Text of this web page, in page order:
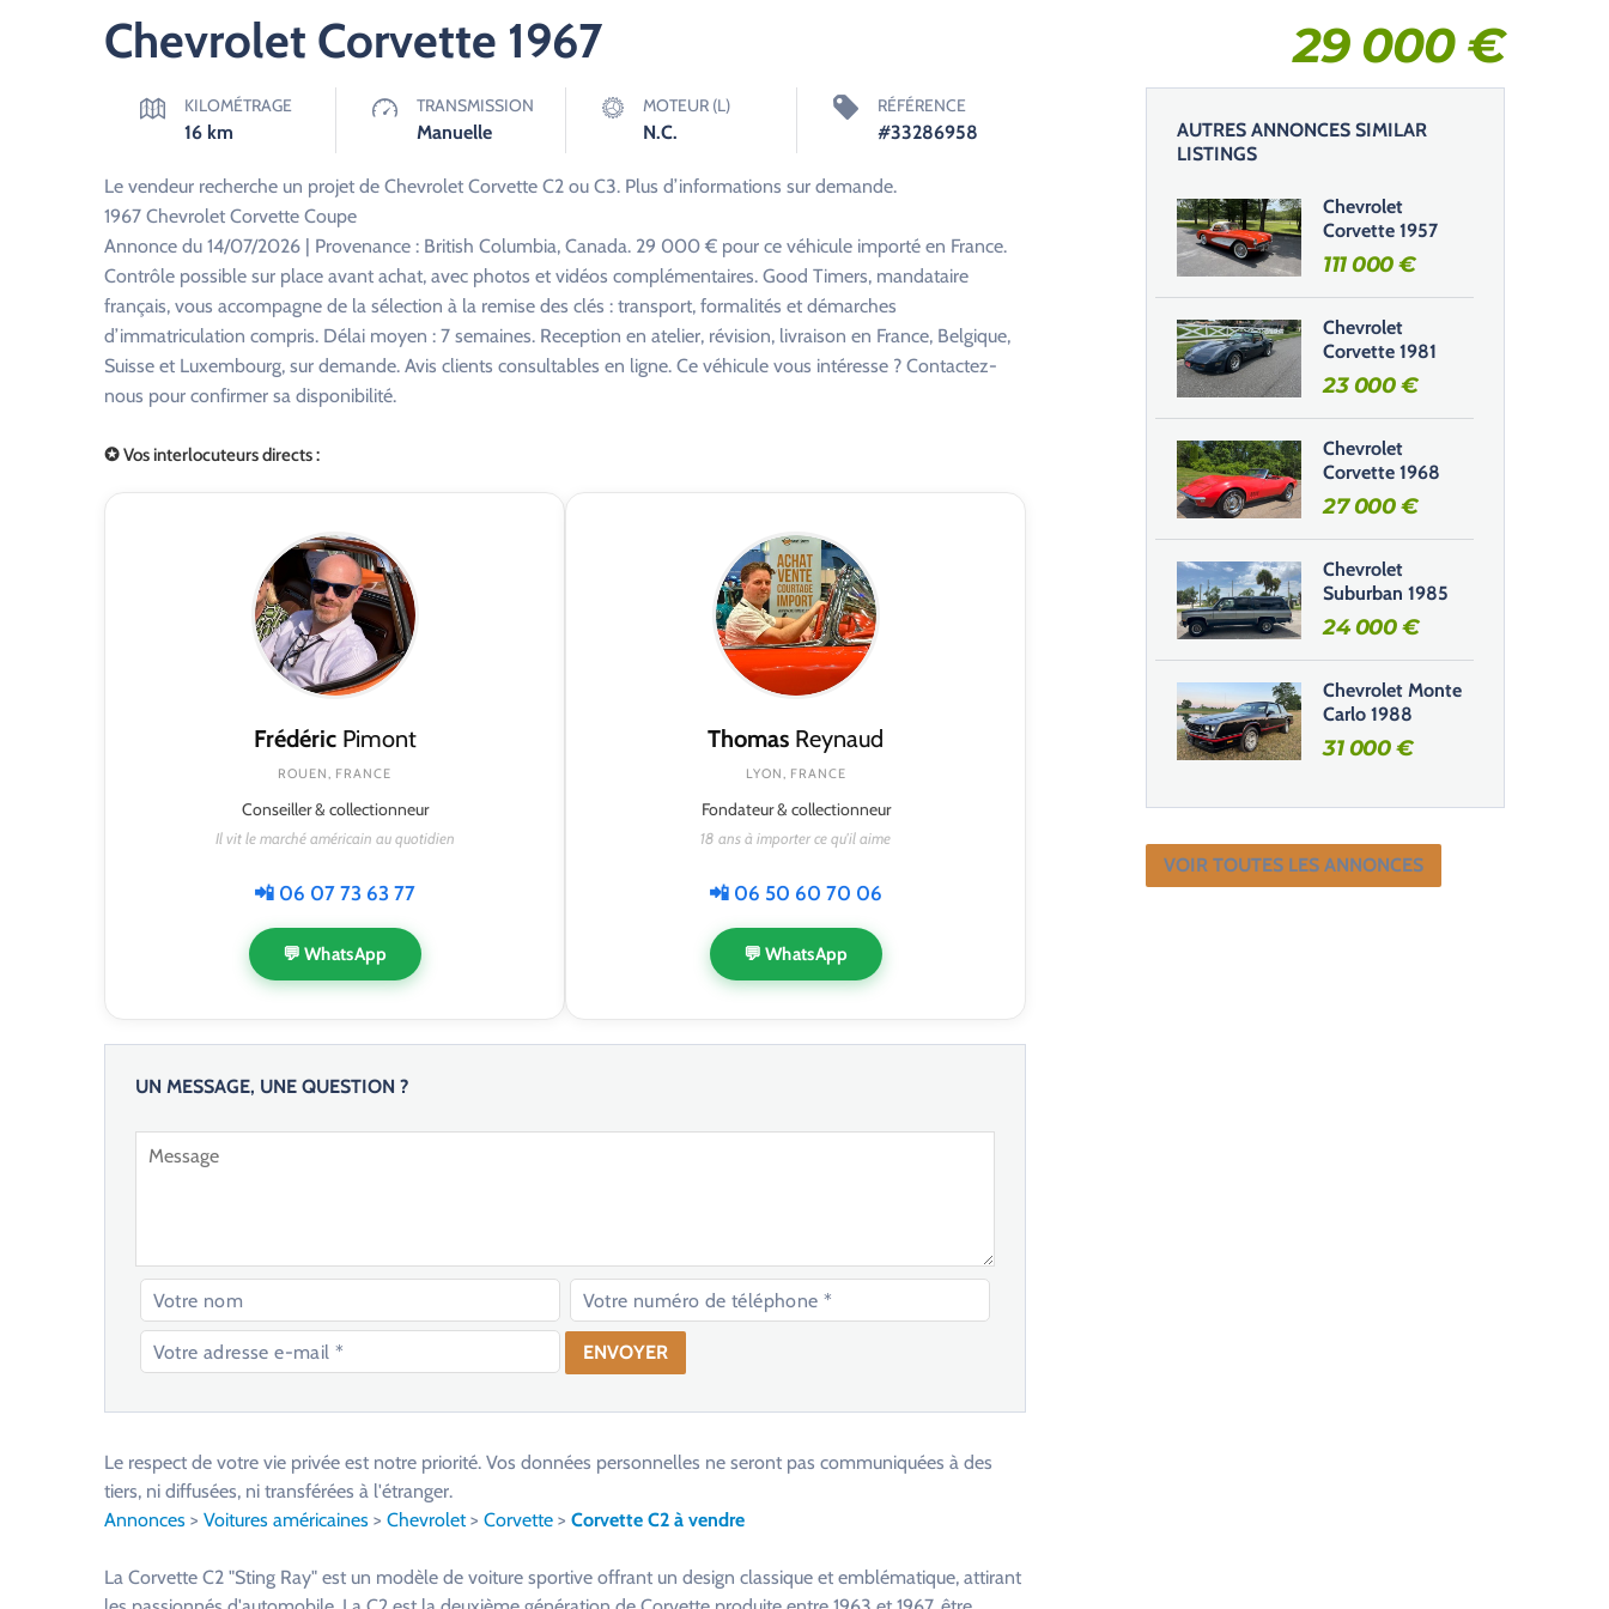
Chevrolet Corvette 1967 29 000€
KILOMÉTRAGE
16 km
TRANSMISSION
Manuelle
MOTEUR (L)
N.C.
RÉFÉRENCE
#33286958
Le vendeur recherche un projet de Chevrolet Corvette C2 ou C3. Plus d’informations sur demande.
1967 Chevrolet Corvette Coupe
Annonce du 14/07/2026 | Provenance : British Columbia, Canada. 29 000 € pour ce véhicule importé en France.
Contrôle possible sur place avant achat, avec photos et vidéos complémentaires. Good Timers, mandataire
français, vous accompagne de la sélection à la remise des clés : transport, formalités et démarches
d’immatriculation compris. Délai moyen : 7 semaines. Reception en atelier, révision, livraison en France, Belgique,
Suisse et Luxembourg, sur demande. Avis clients consultables en ligne. Ce véhicule vous intéresse ? Contactez-
nous pour confirmer sa disponibilité.
✪ Vos interlocuteurs directs :
FrédéricPimont
ROUEN, FRANCE
Conseiller & collectionneur
Il vit le marché américain au quotidien
📲 06 07 73 63 77
💬 WhatsApp
Thomas Reynaud
LYON, FRANCE
Fondateur & collectionneur
18 ans à importer ce qu'il aime
📲 06 50 60 70 06
💬 WhatsApp
UN MESSAGE, UNE QUESTION ?
l
e
Le respect de votre vie privée est notre priorité. Vos données personnelles ne seront pas communiquées à des
tiers, ni diffusées, ni transférées à l'étranger.
Annonces > Voitures américaines > Chevrolet> Corvette > Corvette C2 à vendre
La Corvette C2 "Sting Ray" est un modèle de voiture sportive offrant un design classique et emblématique, attirant
AUTRES ANNONCES SIMILAR
LISTINGS
Chevrolet
Corvette 1957
111 000€
Chevrolet
Corvette 1981
23 000€
Chevrolet
Corvette 1968
27 000€
Chevrolet
Suburban 1985
24 000€
Chevrolet Monte
Carlo 1988
31 000€
VOIR TOUTES LES ANNONCES